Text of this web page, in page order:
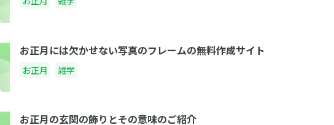
お正月には欠かせない写真のフレームの無料作成サイト
お正月 雑学
お正月の玄関の飾りとその意味のご紹介